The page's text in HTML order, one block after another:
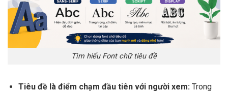
Tìm hiểu Font chữ tiêu đề
Tiêu đề là điểm chạm đầu tiên với người xem: Trong